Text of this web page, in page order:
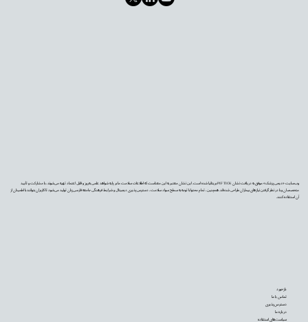
وب‌سایت «دیجی‌پزشک» موفق به دریافت نشان PIF TICK بریتانیا شده است. این نشان معتبر به این معناست که اطلاعات سلامت ما بر پایه شواهد علمی به‌روز و قابل اعتماد تهیه می‌شوند، با مشارکت و تأیید
متخصصان و با در نظر گرفتن نیازهای بیماران طراحی شده‌اند. همچنین، تمام محتوا با توجه به سطح سواد سلامت، دسترس‌پذیری دیجیتال و شرایط فرهنگی جامعه فارسی‌زبان تولید می‌شود تا کاربران بتوانند با اطمینان از
آن استفاده کنند.
بازخورد
تماس با ما
دسترس‌پذیری
درباره ما
سیاست‌های استفاده